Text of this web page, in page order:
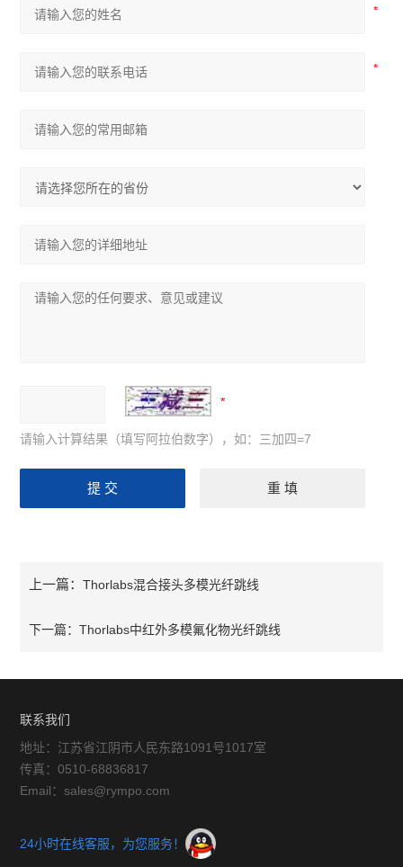
请输入计算结果（填写阿拉伯数字），如：三加四=7
上一篇：Thorlabs混合接头多模光纤跳线
下一篇：Thorlabs中红外多模氟化物光纤跳线
联系我们
地址：江苏省江阴市人民东路1091号1017室
传真：0510-68836817
Email：sales@rympo.com
24小时在线客服，为您服务！